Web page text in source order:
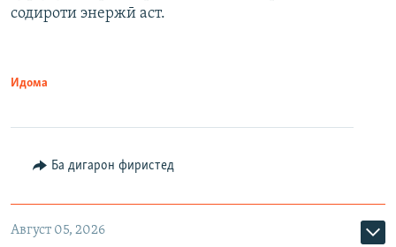
содироти энержӣ аст.
Идома
Ба дигарон фиристед
Август 05, 2026